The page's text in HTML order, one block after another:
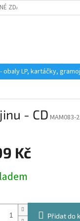
ZDARMA
obaly LP, kartáčky,
- CD MAM083-2
Kč
Přidat do